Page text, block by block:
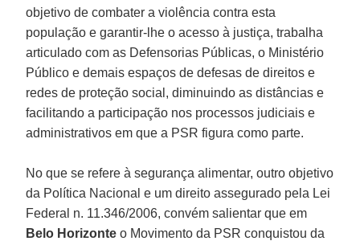
objetivo de combater a violência contra esta
população e garantir-lhe o acesso à justiça, trabalha
articulado com as Defensorias Públicas, o Ministério
Público e demais espaços de defesas de direitos e
redes de proteção social, diminuindo as distâncias e
facilitando a participação nos processos judiciais e
administrativos em que a PSR figura como parte.
No que se refere à segurança alimentar, outro objetivo
da Política Nacional e um direito assegurado pela Lei
Federal n. 11.346/2006, convém salientar que em
Belo Horizonte o Movimento da PSR conquistou da